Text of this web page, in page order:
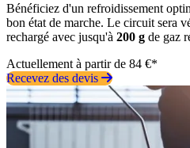
Bénéficiez d'un refroidissement
bon état de marche. Le circuit sera
rechargé avec jusqu'à 200 g de gaz
Actuellement à partir de 84 €*
Recevez des devis